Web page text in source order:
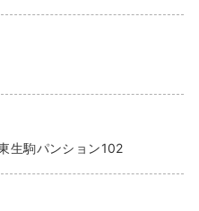
生駒パンション102